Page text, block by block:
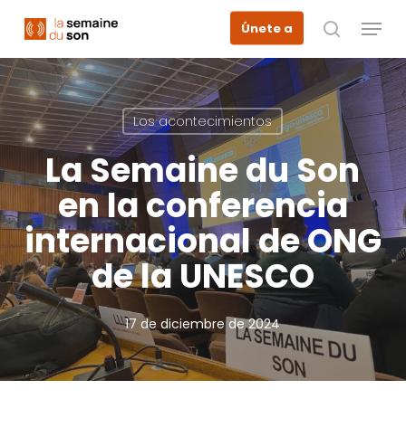
main
content
Únete a
busque en
Menu
Los acontecimientos
La Semaine du Son
en la conferencia
internacional de ONG
de la UNESCO
17 de diciembre de 2024